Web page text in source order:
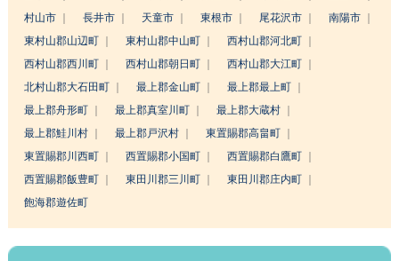
村山市
長井市 天童市 東根市 尾花沢市
南陽市
東村山郡山辺町
東村山郡中山町
西村山郡河北町
西村山郡西川町
西村山郡朝日町
西村山郡大江町
北村山郡大石田町
最上郡金山町
最上郡最上町
最上郡舟形町
最上郡真室川町
最上郡大蔵村
最上郡鮭川村
最上郡戸沢村
東置賜郡高畠町
東置賜郡川西町
西置賜郡小国町
西置賜郡白鷹町
西置賜郡飯豊町
東田川郡三川町
東田川郡庄内町
飽海郡遊佐町